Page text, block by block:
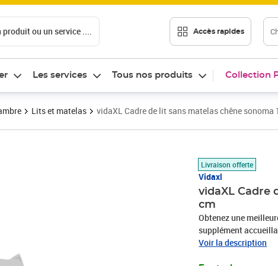
produit ou un service .... Accès rapides
Les services Tous nos produits Collection
Lits et matelas vidaXL Cadre de lit sans matelas chêne sonoma
Livraison offerte
Vidaxl
vidaXL Cadre
cm
Obtenez une
supplément
d'ingénierie est
Voir la description
Prix 253,82€